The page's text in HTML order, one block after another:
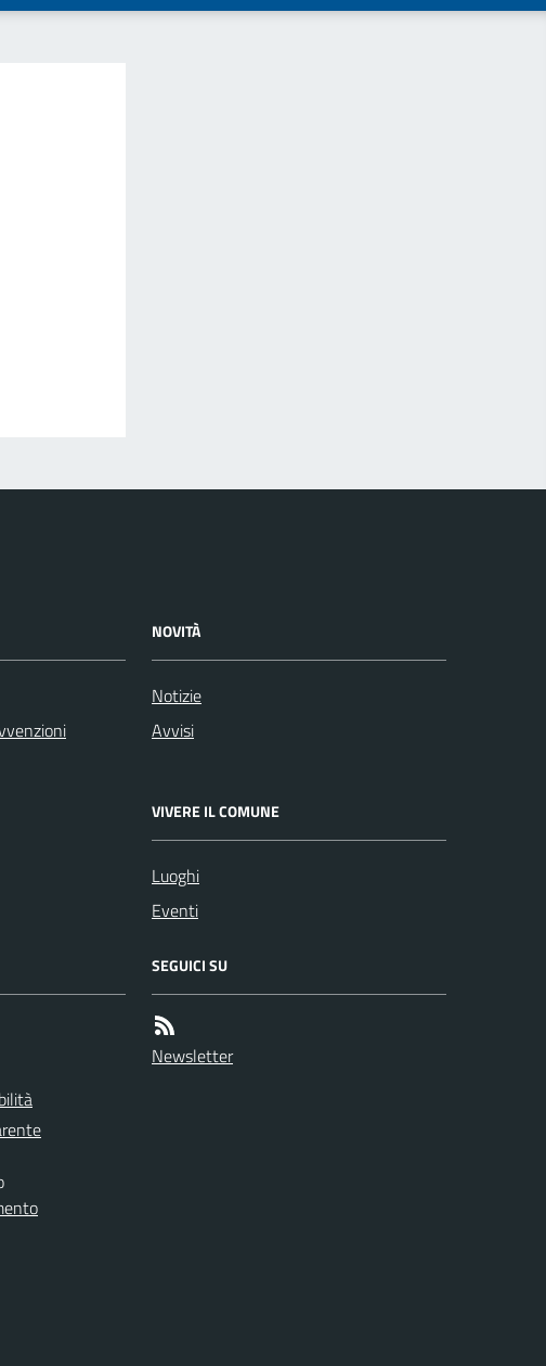
NOVITÀ
Notizie
Avvisi
VIVERE IL COMUNE
Luoghi
Eventi
SEGUICI SU
Newsletter